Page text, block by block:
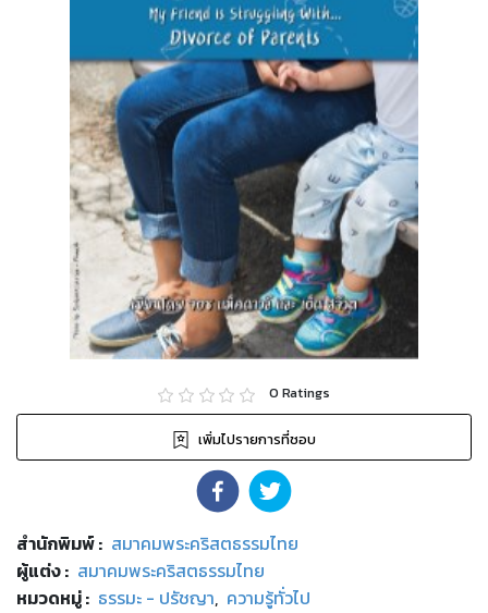
0 Ratings
เพิ่มไปรายการที่ชอบ
สำนักพิมพ์: สมาคมพระคริสตธรรมไทย
ผู้แต่ง : สมาคมพระคริสตธรรมไทย
หมวดหมู่: ธรรมะ - ปรัชญา, ความรู้ทั่วไป